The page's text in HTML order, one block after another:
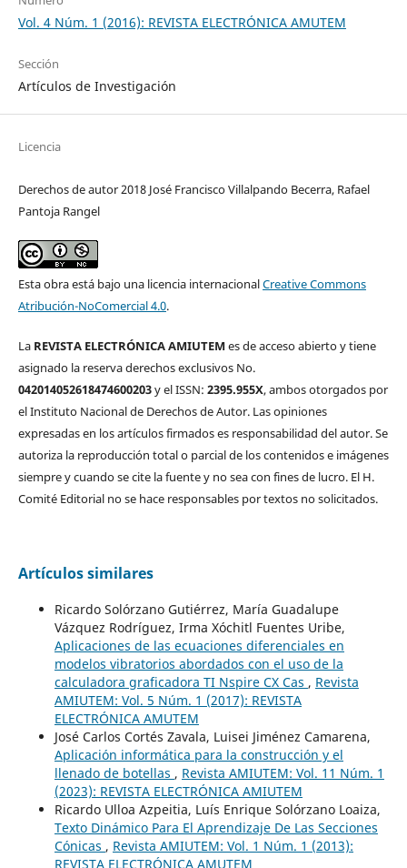
Vol. 4 Núm. 1 (2016): REVISTA ELECTRÓNICA AMUTEM
Sección
Artículos de Investigación
Licencia
Derechos de autor 2018 José Francisco Villalpando Becerra, Rafael
Pantoja Rangel
Esta obra está bajo una licencia internacionalCreative Commons
Atribución-NoComercial 4.0.
La REVISTA ELECTRÓNICA AMIUTEM es de acceso abierto y tiene
asignado la reserva derechos exclusivos No.
042014052618474600203y el ISSN: 2395.955X, ambos otorgados por
el Instituto Nacional de Derechos de Autor. Las opiniones
expresadas en los artículos firmados es responsabilidad del autor. Se
autoriza la reproducción total o parcial de los contenidos e imágenes
siempre y cuando se cite la fuente y no sea con fines de lucro. El H.
Comité Editorial no se hace responsables por textos no solicitados.
Artículos similares
Ricardo Solórzano Gutiérrez, María Guadalupe
Vázquez Rodríguez, Irma Xóchitl Fuentes Uribe,
Aplicaciones de las ecuaciones diferenciales en
modelos vibratorios abordados con el uso de la
calculadora graficadora TI Nspire CX Cas , Revista
AMIUTEM: Vol. 5 Núm. 1 (2017): REVISTA
ELECTRÓNICA AMUTEM
José Carlos Cortés Zavala, Luisei Jiménez Camarena,
Aplicación informática para la construcción y el
llenado de botellas , Revista AMIUTEM: Vol. 11 Núm. 1
(2023): REVISTA ELECTRÓNICA AMIUTEM
Ricardo Ulloa Azpeitia, Luís Enrique Solórzano Loaiza,
Texto Dinámico Para El Aprendizaje De Las Secciones
Cónicas , Revista AMIUTEM: Vol. 1 Núm. 1 (2013):
REVISTA ELECTRÓNICA AMUTEM